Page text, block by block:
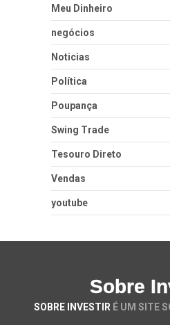
Meu Dinheiro
negócios
Noticias
Política
Poupança
Swing Trade
Tesouro Direto
Vendas
youtube
Sobre
SOBRE INVESTIR É UM SITE